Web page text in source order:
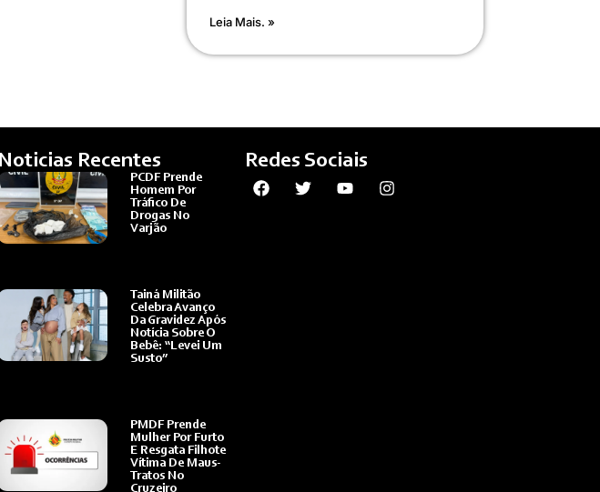
Leia Mais. »
Noticias Recentes
PCDF Prende
Homem Por
Tráfico De
Drogas No
Varjão
Tainá Militão
Celebra Avanço
Da Gravidez Após
Notícia Sobre O
Bebê: “Levei Um
Susto”
PMDF Prende
Mulher Por Furto
E Resgata Filhote
Vítima De Maus-
Tratos No
Cruzeiro
Redes Sociais